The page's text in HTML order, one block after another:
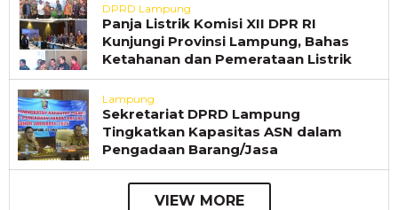
DPRD Lampung
Panja Listrik Komisi XII DPR RI
Kunjungi Provinsi Lampung, Bahas
Ketahanan dan Pemerataan Listrik
Lampung
Sekretariat DPRD Lampung
Tingkatkan Kapasitas ASN dalam
Pengadaan Barang/Jasa
VIEW MORE